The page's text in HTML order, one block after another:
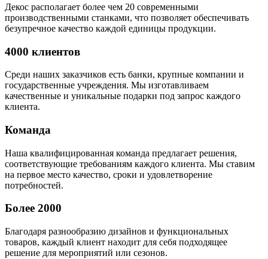
Декос располагает более чем 20 современными
производственными станками, что позволяет обеспечивать
безупречное качество каждой единицы продукции.
4000 клиентов
Среди наших заказчиков есть банки, крупные компании и
государственные учреждения. Мы изготавливаем
качественные и уникальные подарки под запрос каждого
клиента.
Команда
Наша квалифицированная команда предлагает решения,
соответствующие требованиям каждого клиента. Мы ставим
на первое место качество, сроки и удовлетворение
потребностей.
Более 2000
Благодаря разнообразию дизайнов и функциональных
товаров, каждый клиент находит для себя подходящее
решение для мероприятий или сезонов.